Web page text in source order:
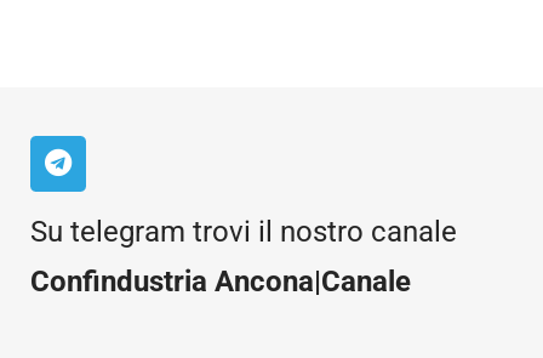
Su telegram trovi il nostro canale
Confindustria Ancona|Canale